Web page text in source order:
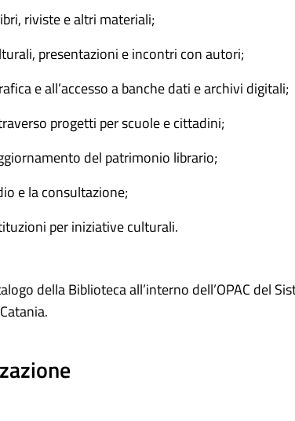
riviste e altri materiali;
presentazioni e incontri con autori;
e all’accesso a banche dati e archivi digitali;
progetti per scuole e cittadini;
del patrimonio librario;
e la consultazione;
per iniziative culturali.
della Biblioteca all’interno dell’OPAC del